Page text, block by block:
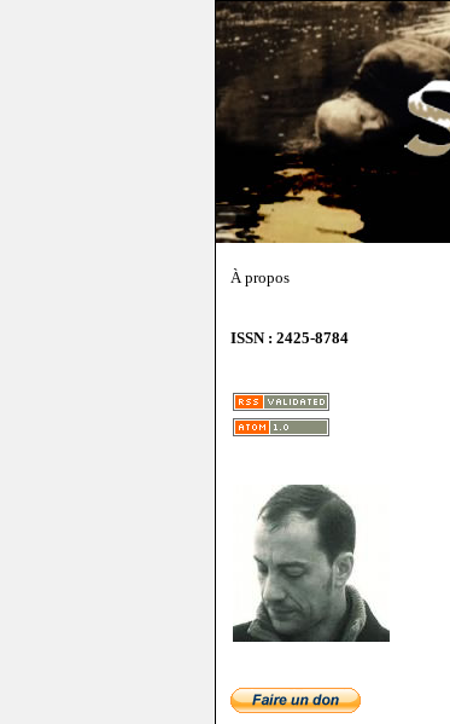
À propos
ISSN : 2425-8784